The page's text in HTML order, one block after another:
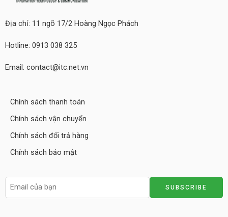
Địa chỉ: 11 ngõ 17/2 Hoàng Ngọc Phách
Hotline: 0913 038 325
Email: contact@itc.net.vn
Chính sách thanh toán
Chính sách vận chuyển
Chính sách đổi trả hàng
Chính sách bảo mật